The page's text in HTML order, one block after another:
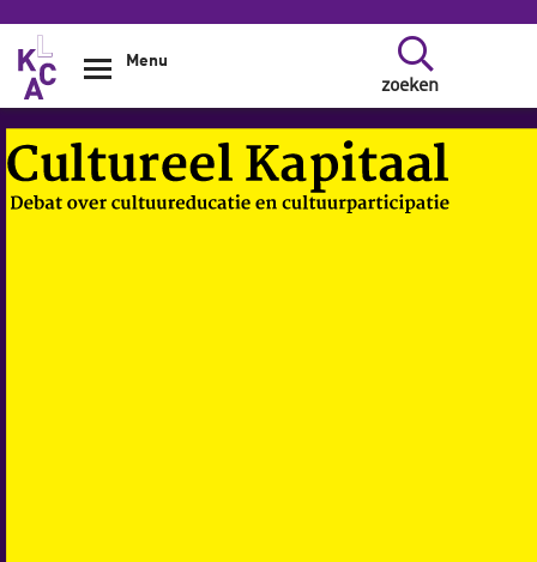
Overslaan en naar de inhoud gaan
zoeken
Menu